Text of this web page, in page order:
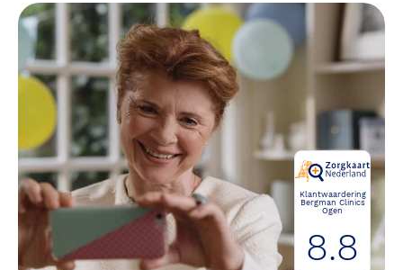
Klantwaardering
Bergman Clinics
Ogen
8.8